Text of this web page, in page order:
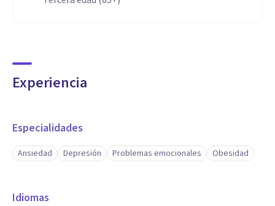
Experiencia
Especialidades
Ansiedad Depresión Problemas emocionales Obesidad
Idiomas